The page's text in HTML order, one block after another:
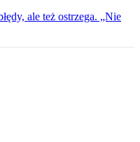
ale też ostrzega. „Nie